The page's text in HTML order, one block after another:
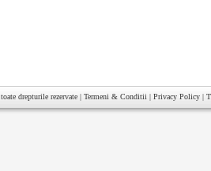
toate drepturile rezervate | Termeni & Conditii | Privacy Policy |